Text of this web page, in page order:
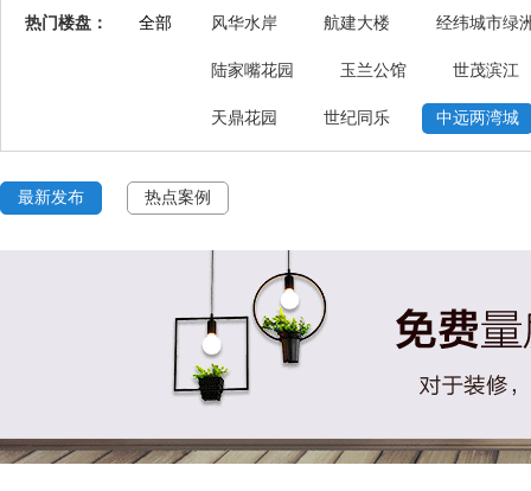
热门楼盘： 全部 风华水岸 航建大楼 经纬城市绿
陆家嘴花园 玉兰公馆 世茂滨江
天鼎花园 世纪同乐 中远两湾城
最新发布 热点案例